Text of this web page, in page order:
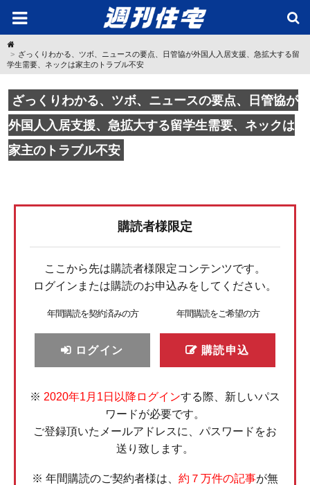
H
o
m
e
ざっくりわかる、ツボ、ニュースの要点、日管協が外国人入居支援、急拡大する留
学生需要、ネックは家主のトラブル不安
ざっくりわかる、ツボ、ニュースの要点、日管協が
外国人入居支援、急拡大する留学生需要、ネックは
家主のトラブル不安
購読者様限定
ここから先は購読者様限定コンテンツです。
ログインまたは購読のお申込みをしてください。
年間購読を契約済みの方
ログイン
年間購読をご希望の方
購読申込
※ 2020年1月1日以降ログインする際、新しいパス
ワードが必要です。
ご登録頂いたメールアドレスに、パスワードをお
送り致します。
※ 年間購読のご契約者様は、 約７万件の記事が無